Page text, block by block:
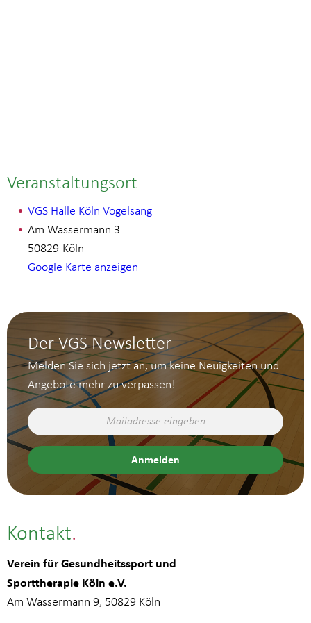
Veranstaltungsort
VGS Halle Köln Vogelsang
Am Wassermann 3
Köln
50829
Google Karte anzeigen
Der VGS Newsletter
Melden Sie sich jetzt an, um keine Neuigkeiten und
Angebote mehr zu verpassen!
Kontakt
Verein für Gesundheitssport und
Sporttherapie Köln e.V.
Am Wassermann 9, 50829 Köln